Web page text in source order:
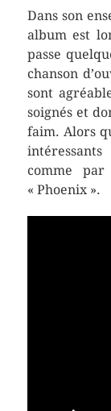
Dans son
album est
passe
chanson
sont
soignés et
faim. Alors
comme
« Phoenix ».